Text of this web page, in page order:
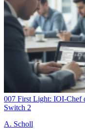
007 First Light: IOI-Chef
Switch 2
A. Scholl